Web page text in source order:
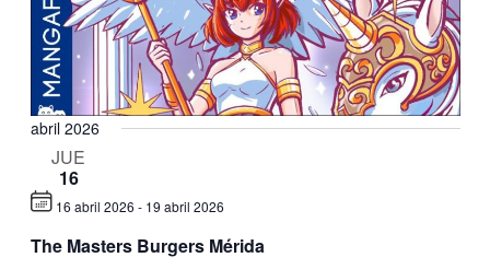
abril 2026
JUE
16
The Masters Burgers Mérida
16 abril 2026 - 19 abril 2026